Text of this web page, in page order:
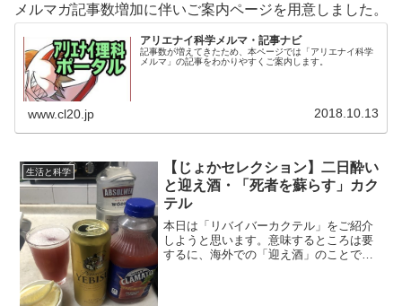
メルマガ記事数増加に伴いご案内ページを用意しました。
アリエナイ科学メルマ・記事ナビ
記事数が増えてきたため、本ページでは「アリエナイ科学
メルマ」の記事をわかりやすくご案内します。
www.cl20.jp 2018.10.13
生活と科学
【じょかセレクション】二日酔い
と迎え酒・「死者を蘇らす」カク
テル
本日は「リバイバーカクテル」をご紹介
しようと思います。意味するところは要
するに、海外での「迎え酒」のことで